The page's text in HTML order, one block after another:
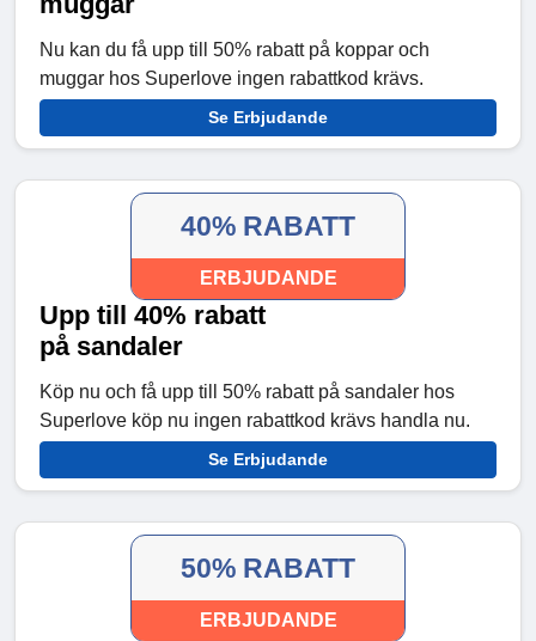
Nu kan du få upp till 50% rabatt på koppar och
muggar hos Superlove ingen rabattkod krävs.
Se Erbjudande
40% RABATT
ERBJUDANDE
Upp till 40% rabatt
på sandaler
Köp nu och få upp till 50% rabatt på sandaler hos
Superlove köp nu ingen rabattkod krävs handla nu.
Se Erbjudande
50% RABATT
ERBJUDANDE